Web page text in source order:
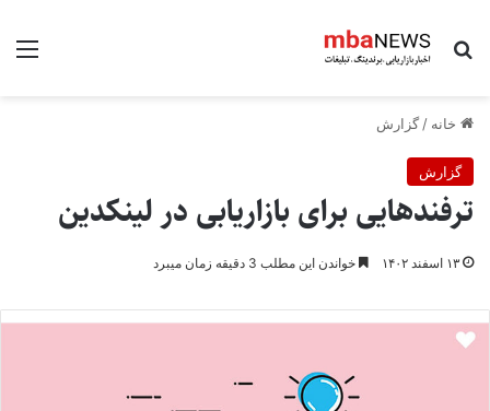
جستجو برای
خانه / گزارش
گزارش
ترفندهایی برای بازاریابی در لینکدین
۱۳ اسفند ۱۴۰۲ خواندن این مطلب 3 دقیقه زمان میبرد